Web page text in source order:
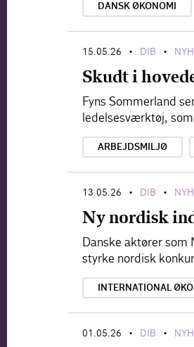
DANSK ØKONOMI
15.05.26 • DIB •
Skudt i
Fyns Sommerland
ledelsesværktøj,
ARBEJDSMILJØ
13.05.26 • DIB •
Ny nordisk
Danske aktører som
styrke nordisk
INTERNATIONAL
01.05.26 • DIB •